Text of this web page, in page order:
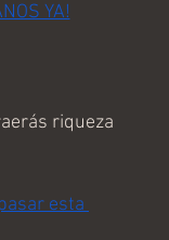
YA!
riqueza
esta